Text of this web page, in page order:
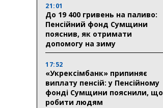
21:01
До 19 400 гривень на паливо:
Пенсійний фонд Сумщини
пояснив, як отримати
допомогу на зиму
17:52
«Укрексімбанк» припиняє
виплату пенсій: у Пенсійному
фонді Сумщини пояснили, що
робити людям